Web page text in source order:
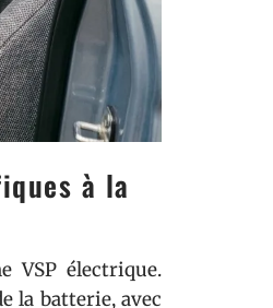
à la
VSP électrique.
la batterie, avec